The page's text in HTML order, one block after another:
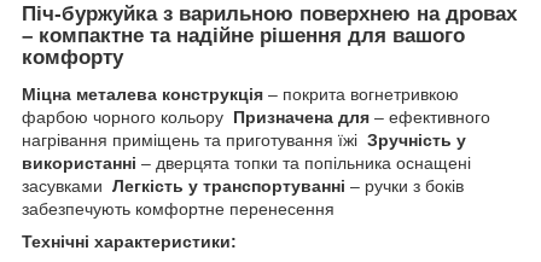
Піч-буржуйка з варильною поверхнею на дровах
– компактне та надійне рішення для вашого
комфорту
Міцна металева конструкція – покрита вогнетривкою
фарбою чорного кольору Призначена для – ефективного
нагрівання приміщень та приготування їжі Зручність у
використанні – дверцята топки та попільника оснащені
засувками Легкість у транспортуванні – ручки з боків
забезпечують комфортне перенесення
Технічні характеристики: